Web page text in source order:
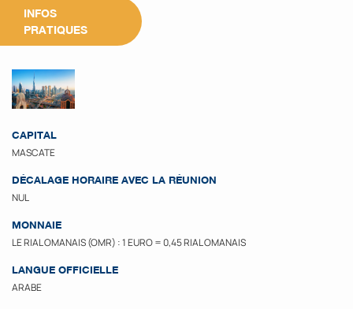
INFOS
PRATIQUES
CAPITAL
MASCATE
DÉCALAGE HORAIRE AVEC LA RÉUNION
NUL
MONNAIE
LE RIAL OMANAIS (OMR) : 1 EURO = 0,45 RIAL OMANAIS
LANGUE OFFICIELLE
ARABE